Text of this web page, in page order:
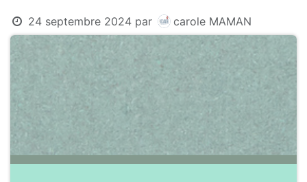
24 septembre 2024 par carole MAMAN